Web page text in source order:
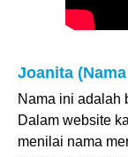
Joanita
Nama ini adalah
Dalam website
menilai nama